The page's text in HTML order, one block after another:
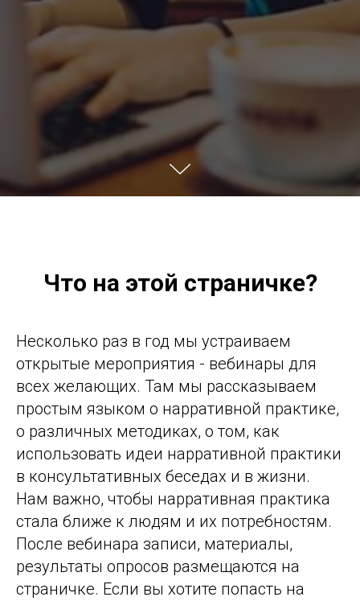
Что на этой страничке?
Несколько раз в год мы устраиваем
открытые мероприятия - вебинары для
всех желающих. Там мы рассказываем
простым языком о нарративной практике,
о различных методиках, о том, как
использовать идеи нарративной практики
в консультативных беседах и в жизни.
Нам важно, чтобы нарративная практика
стала ближе к людям и их потребностям.
После вебинара записи, материалы,
результаты опросов размещаются на
страничке. Если вы хотите попасть на